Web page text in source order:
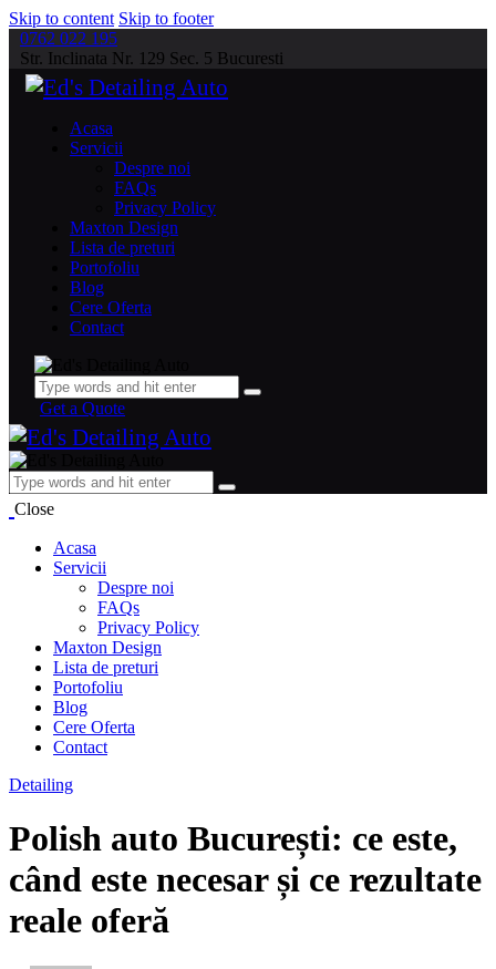
Skip to content Skip to footer
0762 022 195
Str. Inclinata Nr. 129 Sec. 5 Bucuresti
Acasa
Servicii
Despre noi
FAQs
Privacy Policy
Maxton Design
Lista de preturi
Portofoliu
Blog
Cere Oferta
Contact
Get a Quote
Close
Acasa
Servicii
Despre noi
FAQs
Privacy Policy
Maxton Design
Lista de preturi
Portofoliu
Blog
Cere Oferta
Contact
Detailing
Polish auto București: ce este,
când este necesar și ce rezultate
reale oferă